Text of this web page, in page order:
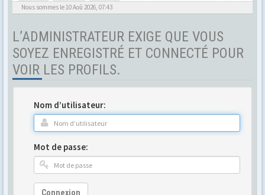
Nous sommes le 10 Aoû 2026, 07:43
L’ADMINISTRATEUR EXIGE QUE VOUS
SOYEZ ENREGISTRÉ ET CONNECTÉ POUR
VOIR LES PROFILS.
Nom d’utilisateur:
Mot de passe:
Connexion